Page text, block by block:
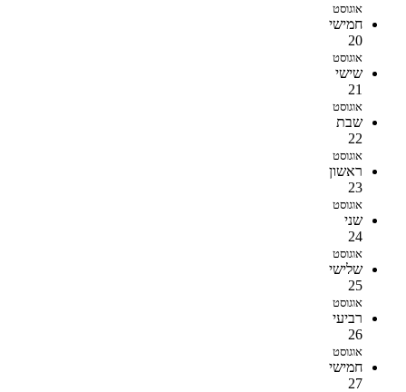
אוגוסט
חמישי
20
אוגוסט
שישי
21
אוגוסט
שבת
22
אוגוסט
ראשון
23
אוגוסט
שני
24
אוגוסט
שלישי
25
אוגוסט
רביעי
26
אוגוסט
חמישי
27